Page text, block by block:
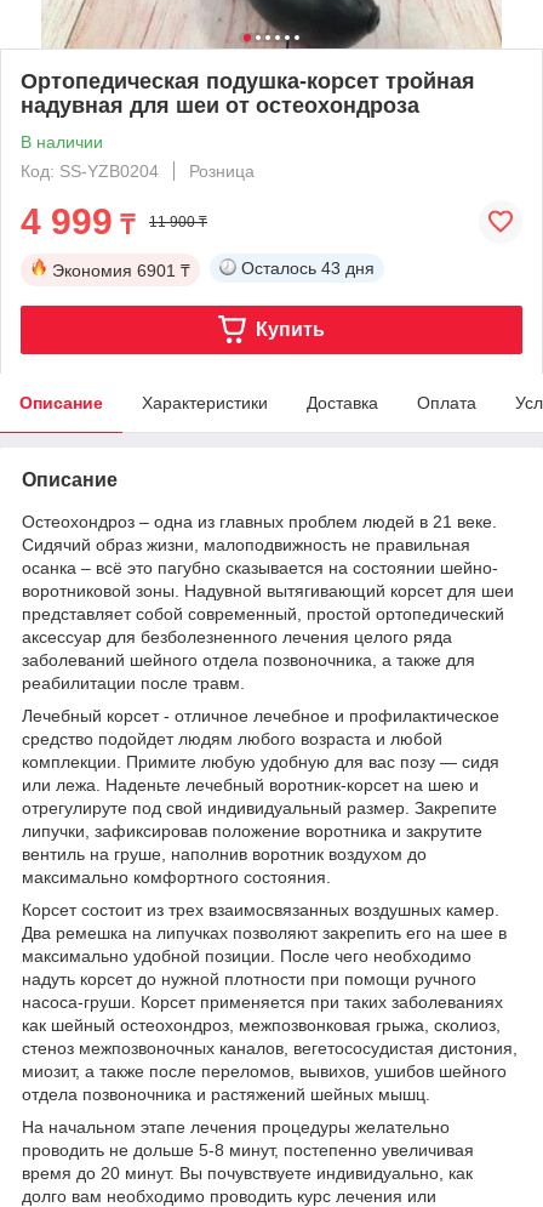
Ортопедическая подушка-корсет тройная
надувная для шеи от остеохондроза
В наличии
Код: SS-YZB0204
Розница
4 999 ₸ 11 900 ₸
Экономия 6901 ₸ Осталось 43 дня
Купить
Описание Характеристики Доставка Оплата
Описание
Остеохондроз – одна из главных проблем людей в 21 веке.
Сидячий образ жизни, малоподвижность не правильная
осанка – всё это пагубно сказывается на состоянии шейно-
воротниковой зоны. Надувной вытягивающий корсет для шеи
представляет собой современный, простой ортопедический
аксессуар для безболезненного лечения целого ряда
заболеваний шейного отдела позвоночника, а также для
реабилитации после травм.
Лечебный корсет - отличное лечебное и профилактическое
средство подойдет людям любого возраста и любой
комплекции. Примите любую удобную для вас позу — сидя
или лежа. Наденьте лечебный воротник-корсет на шею и
отрегулируте под свой индивидуальный размер. Закрепите
липучки, зафиксировав положение воротника и закрутите
вентиль на груше, наполнив воротник воздухом до
максимально комфортного состояния.
Корсет состоит из трех взаимосвязанных воздушных камер.
Два ремешка на липучках позволяют закрепить его на шее в
максимально удобной позиции. После чего необходимо
надуть корсет до нужной плотности при помощи ручного
насоса-груши. Корсет применяется при таких заболеваниях
как шейный остеохондроз, межпозвонковая грыжа, сколиоз,
стеноз межпозвоночных каналов, вегетососудистая дистония,
миозит, а также после переломов, вывихов, ушибов шейного
отдела позвоночника и растяжений шейных мышц.
На начальном этапе лечения процедуры желательно
проводить не дольше 5-8 минут, постепенно увеличивая
время до 20 минут. Вы почувствуете индивидуально, как
долго вам необходимо проводить курс лечения или